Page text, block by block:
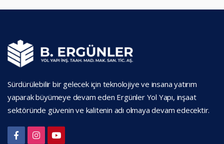
Sürdürülebilir bir gelecek için teknolojiye ve insana yatırım
yaparak büyümeye devam eden Ergünler Yol Yapı, inşaat
sektöründe güvenin ve kalitenin adı olmaya devam edecektir.